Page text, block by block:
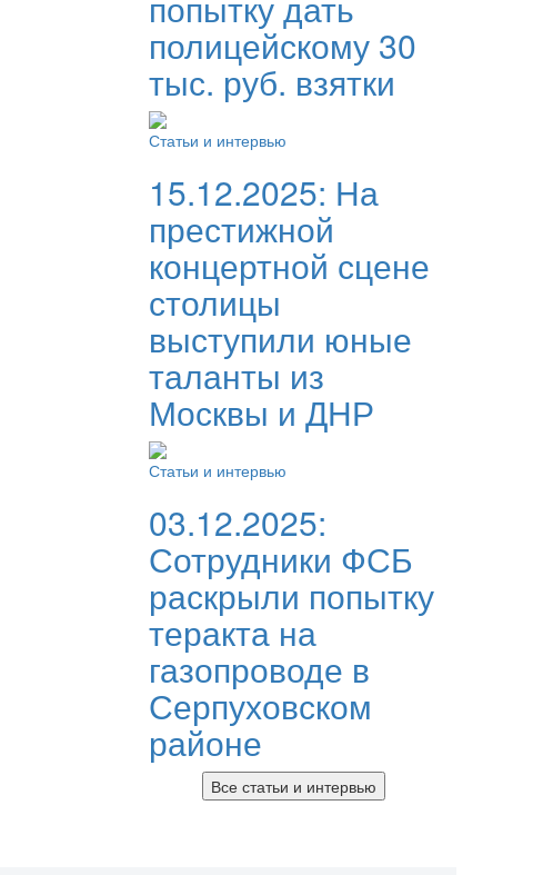
полицейскому 30
тыс. руб. взятки
Статьи и интервью
15.12.2025: На
престижной
концертной сцене
столицы
выступили юные
таланты из
Москвы и ДНР
Статьи и интервью
03.12.2025:
Сотрудники ФСБ
раскрыли попытку
теракта на
газопроводе в
Серпуховском
районе
Все статьи и интервью